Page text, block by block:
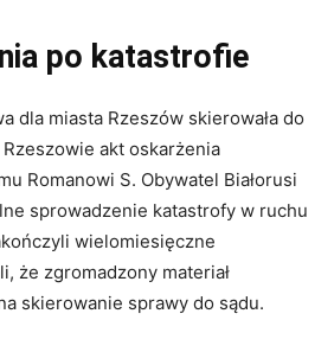
po katastrofie
dla miasta Rzeszów skierowała do
akt oskarżenia
Romanowi S. Obywatel Białorusi
sprowadzenie katastrofy w ruchu
wielomiesięczne
że zgromadzony materiał
skierowanie sprawy do sądu.